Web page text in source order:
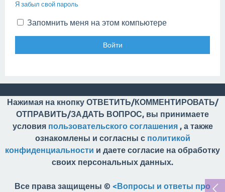
Я забыл свой пароль
Запомнить меня на этом компьютере
Нажимая на кнопку ОТВЕТИТЬ/КОММЕНТИРОВАТЬ/
ОТПРАВИТЬ/ЗАДАТЬ ВОПРОС, вы принимаете
условия пользовательского соглашения, а также
ознакомлены и согласны с политикой
конфиденциальности и даете согласие на обработку
своих персональных данных.
Все права защищены © <Вопросы и ответы про